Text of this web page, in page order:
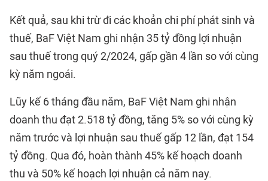
Kết quả, sau khi trừ đi các khoản chi phí phát sinh và
thuế, BaF Việt Nam ghi nhận 35 tỷ đồng lợi nhuận
sau thuế trong quý 2/2024, gấp gần 4 lần so với cùng
kỳ năm ngoái.
Lũy kế 6 tháng đầu năm, BaF Việt Nam ghi nhận
doanh thu đạt 2.518 tỷ đồng, tăng 5% so với cùng kỳ
năm trước và lợi nhuận sau thuế gấp 12 lần, đạt 154
tỷ đồng. Qua đó, hoàn thành 45% kế hoạch doanh
thu và 50% kế hoạch lợi nhuận cả năm nay.